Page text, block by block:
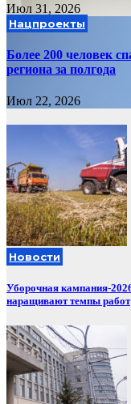
Июл 31, 2026
Нацпроекты
Более 200 человек
региона за полгода
Июл 22, 2026
Новости
Уборочная
наращивают темпы работ